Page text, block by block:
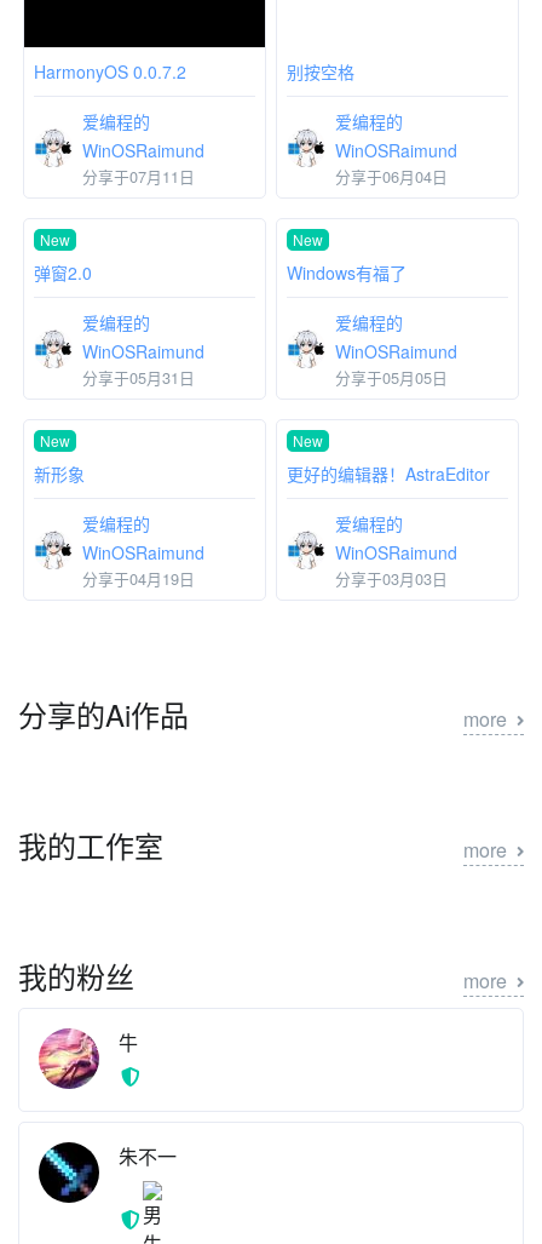
HarmonyOS 0.0.7.2
爱编程的
WinOSRaimund
分享于07月11日
别按空格
爱编程的
WinOSRaimund
分享于06月04日
New
弹窗2.0
爱编程的
WinOSRaimund
分享于05月31日
New
Windows有福了
爱编程的
WinOSRaimund
分享于05月05日
New
新形象
爱编程的
WinOSRaimund
分享于04月19日
New
更好的编辑器！AstraEditor
爱编程的
WinOSRaimund
分享于03月03日
分享的Ai作品 more
我的工作室 more
我的粉丝 more
牛
朱不一